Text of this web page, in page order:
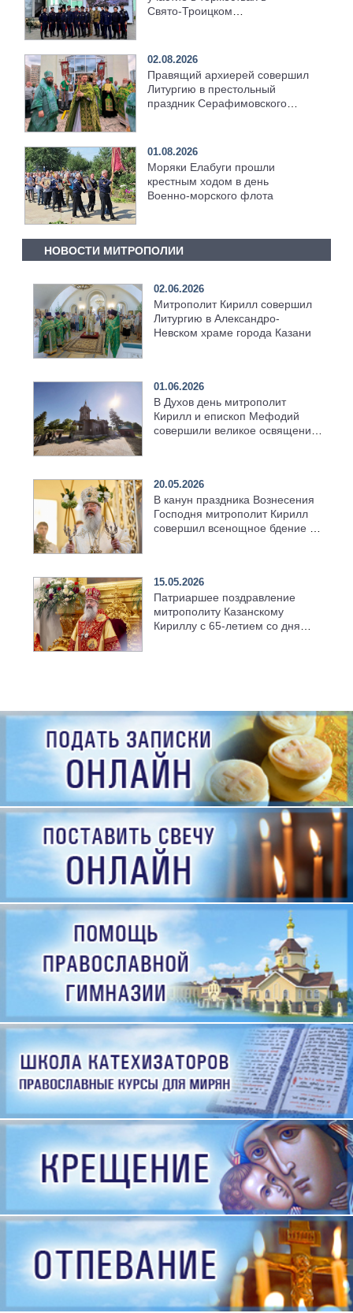
Свято‑Троицком
02.08.2026
Правящий архиерей совершил
Литургию в престольный
праздник Серафимовского
01.08.2026
Моряки Елабуги прошли
крестным ходом в день
Военно‑морского флота
НОВОСТИ МИТРОПОЛИИ
02.06.2026
Митрополит Кирилл совершил
Литургию в Александро-
Невском храме города Казани
01.06.2026
В Духов день митрополит
Кирилл и епископ Мефодий
совершили великое освящение
20.05.2026
В канун праздника Вознесения
Господня митрополит Кирилл
совершил всенощное бдение в
15.05.2026
Патриаршее поздравление
митрополиту Казанскому
Кириллу с 65-летием со дня